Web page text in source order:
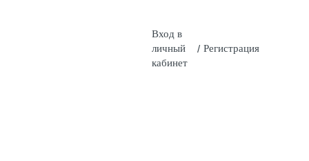
Вход в
личный
кабинет
/ Регистрация